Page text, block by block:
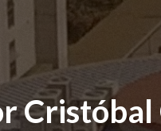
Cristóbal